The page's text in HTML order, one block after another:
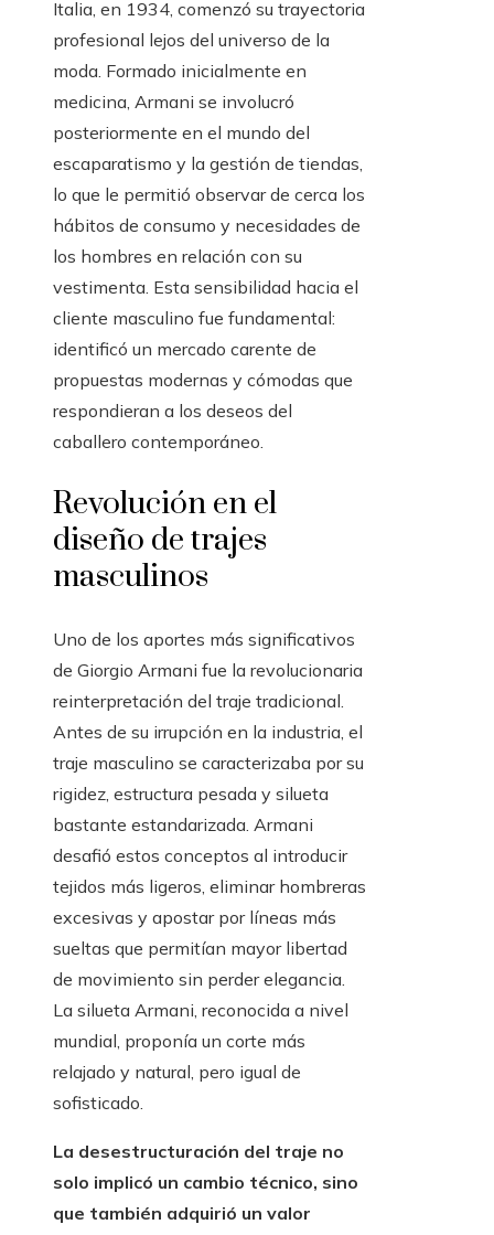
Italia, en 1934, comenzó su trayectoria
profesional lejos del universo de la
moda. Formado inicialmente en
medicina, Armani se involucró
posteriormente en el mundo del
escaparatismo y la gestión de tiendas,
lo que le permitió observar de cerca los
hábitos de consumo y necesidades de
los hombres en relación con su
vestimenta. Esta sensibilidad hacia el
cliente masculino fue fundamental:
identificó un mercado carente de
propuestas modernas y cómodas que
respondieran a los deseos del
caballero contemporáneo.
Revolución en el
diseño de trajes
masculinos
Uno de los aportes más significativos
de Giorgio Armani fue la revolucionaria
reinterpretación del traje tradicional.
Antes de su irrupción en la industria, el
traje masculino se caracterizaba por su
rigidez, estructura pesada y silueta
bastante estandarizada. Armani
desafió estos conceptos al introducir
tejidos más ligeros, eliminar hombreras
excesivas y apostar por líneas más
sueltas que permitían mayor libertad
de movimiento sin perder elegancia.
La silueta Armani, reconocida a nivel
mundial, proponía un corte más
relajado y natural, pero igual de
sofisticado.
La desestructuración del traje no
solo implicó un cambio técnico, sino
que también adquirió un valor